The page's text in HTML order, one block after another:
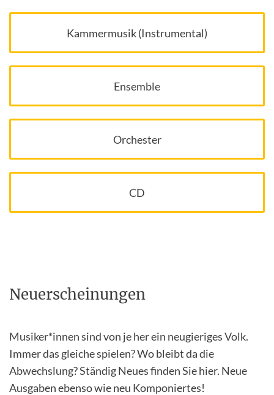
Kammermusik (Instrumental)
Ensemble
Orchester
CD
Neuerscheinungen
Musiker*innen sind von je her ein neugieriges Volk.
Immer das gleiche spielen? Wo bleibt da die
Abwechslung? Ständig Neues finden Sie hier. Neue
Ausgaben ebenso wie neu Komponiertes!